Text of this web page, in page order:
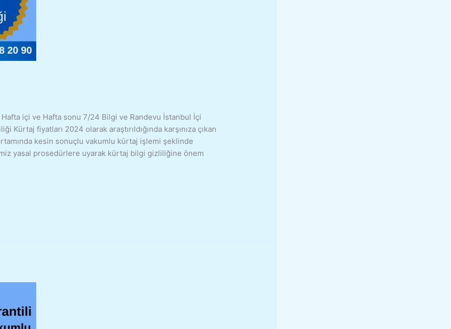
içi ve Hafta sonu 7/24 Bilgi ve Randevu İstanbul İçi
fiyatları 2024 olarak araştırıldığında karşınıza çıkan
kesin sonuçlu vakumlu kürtaj işlemi şeklinde
yasal prosedürlere uyarak kürtaj bilgi gizliliğine önem